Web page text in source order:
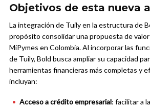
Objetivos de esta nueva
La integración de Tuily en la estructura de
propósito consolidar una propuesta de
MiPymes en Colombia. Al incorporar las
de Tuily, Bold busca ampliar su capacidad
herramientas financieras más completas y
incluyan:
Acceso a crédito empresarial: facilitar a